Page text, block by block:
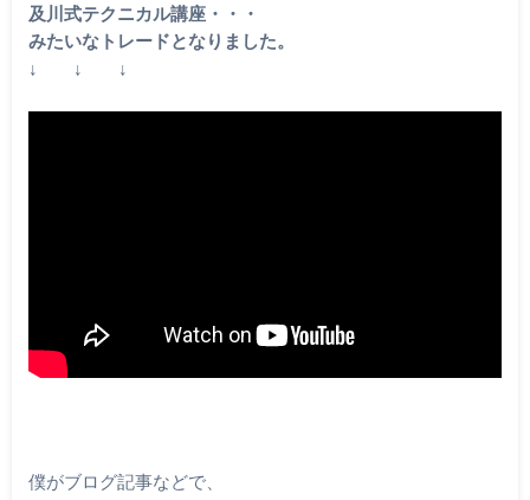
及川式テクニカル講座・・・
みたいなトレードとなりました。
↓ ↓ ↓
僕がブログ記事などで、